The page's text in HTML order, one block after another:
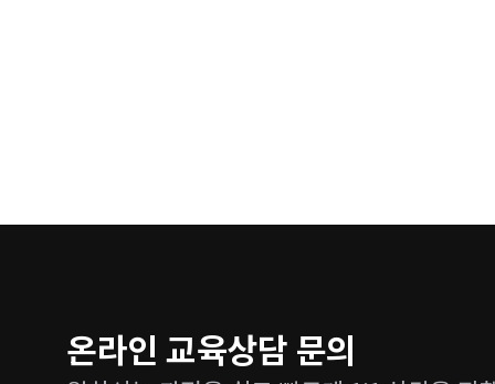
온라인 교육상담 문의